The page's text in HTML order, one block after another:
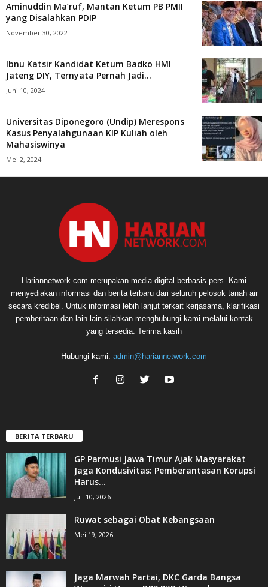
Aminuddin Ma’ruf, Mantan Ketum PB PMII
yang Disalahkan PDIP
November 30, 2022
Ibnu Katsir Kandidat Ketum Badko HMI
Jateng DIY, Ternyata Pernah Jadi...
Juni 10, 2024
Universitas Diponegoro (Undip) Merespons
Kasus Penyalahgunaan KIP Kuliah oleh
Mahasiswinya
Mei 2, 2024
Hariannetwork.com merupakan media digital berbasis pers. Kami
menyediakan informasi dan berita terbaru dari seluruh pelosok tanah air
secara kredibel. Untuk informasi lebih lanjut terkait kerjasama, klarifikasi
pemberitaan dan lain-lain silahkan menghubungi kami melalui kontak
yang tersedia. Terima kasih
Hubungi kami: admin@hariannetwork.com
BERITA TERBARU
GP Parmusi Jawa Timur Ajak Masyarakat
Jaga Kondusivitas: Pemberantasan Korupsi
Harus...
Juli 10, 2026
Ruwat sebagai Obat Kebangsaan
Mei 19, 2026
Jaga Marwah Partai, DKC Garda Bangsa